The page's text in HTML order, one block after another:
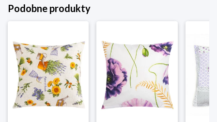
Podobne produkty